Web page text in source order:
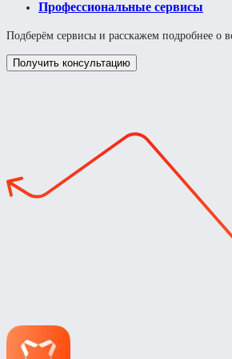
Профессиональные сервисы
Подберём сервисы и расскажем подробнее о
Получить консультацию